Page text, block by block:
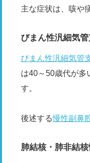
主な症状は、咳や
びまん性汎細気管
びまん性汎細気管
は40～50歳代が多
す。
後述する慢性副鼻
肺結核・肺非結